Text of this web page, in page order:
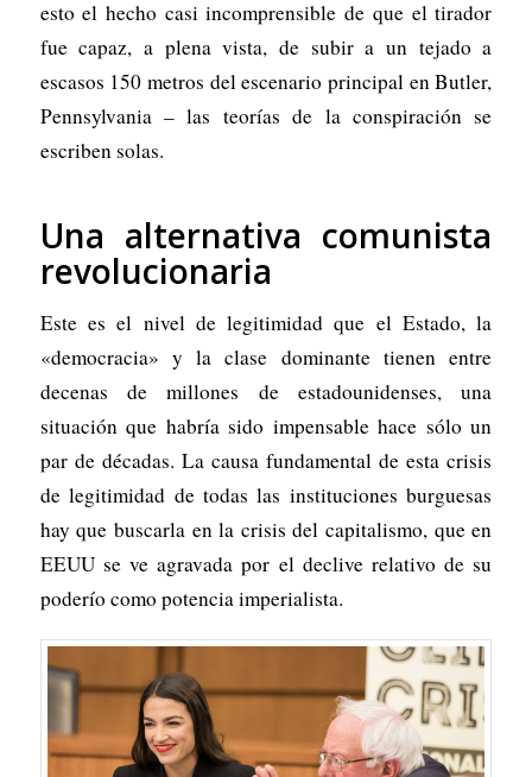
esto el hecho casi incomprensible de que el tirador
fue capaz, a plena vista, de subir a un tejado a
escasos 150 metros del escenario principal en Butler,
Pennsylvania – las teorías de la conspiración se
escriben solas.
Una alternativa comunista
revolucionaria
Este es el nivel de legitimidad que el Estado, la
«democracia» y la clase dominante tienen entre
decenas de millones de estadounidenses, una
situación que habría sido impensable hace sólo un
par de décadas. La causa fundamental de esta crisis
de legitimidad de todas las instituciones burguesas
hay que buscarla en la crisis del capitalismo, que en
EEUU se ve agravada por el declive relativo de su
poderío como potencia imperialista.